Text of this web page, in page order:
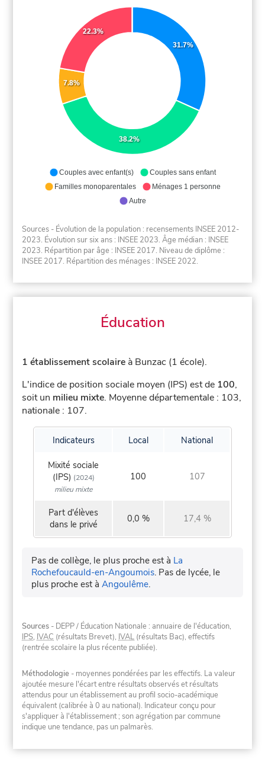
31.7%
38.2%
7.8%
22.3%
Couples avec enfant(s)
Couples sans enfant
Familles monoparentales
Ménages 1 personne
Autre
Sources - Évolution de la population : recensements INSEE 2012-
2023. Évolution sur six ans : INSEE 2023. Âge médian : INSEE
2023. Répartition par âge : INSEE 2017. Niveau de diplôme :
INSEE 2017. Répartition des ménages : INSEE 2022.
Éducation
1 établissement scolaire à Bunzac (1 école).
L'indice de position sociale moyen (IPS) est de 100,
soit un milieu mixte. Moyenne départementale : 103,
nationale : 107.
Indicateurs Local National
Mixité sociale
(IPS) (2024)
milieu mixte
100 107
Part d'élèves
dans le privé
0,0 % 17,4 %
Pas de collège, le plus proche est à La
Rochefoucauld-en-Angoumois. Pas de lycée, le
plus proche est àAngoulême.
Sources - DEPP / Éducation Nationale : annuaire de l'éducation,
IPS, IVAC (résultats Brevet), IVAL (résultats Bac), effectifs
(rentrée scolaire la plus récente publiée).
Méthodologie - moyennes pondérées par les effectifs. La valeur
ajoutée mesure l'écart entre résultats observés et résultats
attendus pour un établissement au profil socio-académique
équivalent (calibrée à 0 au national). Indicateur conçu pour
s'appliquer à l'établissement ; son agrégation par commune
indique une tendance, pas un palmarès.